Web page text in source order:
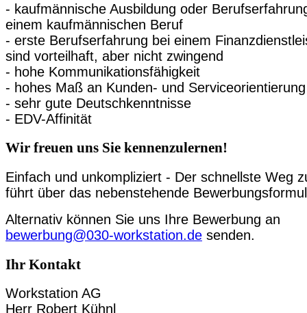
- kaufmännische Ausbildung oder
einem kaufmännischen Beruf
- erste Berufserfahrung bei einem
sind vorteilhaft, aber nicht zwingend
- hohe Kommunikationsfähigkeit
- hohes Maß an Kunden- und Serviceorientierung
- sehr gute Deutschkenntnisse
- EDV-Affinität
Wir freuen uns Sie kennenzulernen!
Einfach und unkompliziert - Der schnellste Weg
führt über das nebenstehende
Alternativ können Sie uns Ihre Bewerbung an
bewerbung@030-workstation.de senden.
Ihr Kontakt
Workstation AG
Herr Robert Kühnl